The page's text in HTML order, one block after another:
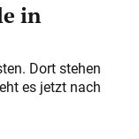
in
Dort stehen
es jetzt nach